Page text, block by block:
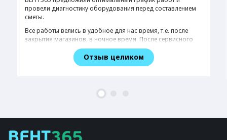
провели диагностику оборудования перед составлением
сметы.
Все работы велись в удобное для нас время, т.е. после
закрытия магазинов, в ночное время. После сервисного
осмотра и настройки выросла производительность
оборудования и улучшился микроклимат в помещении с
большой проходимостью.
положительное влияние на работу вентиляции.
надежного партнера по сервисному обслуживанию